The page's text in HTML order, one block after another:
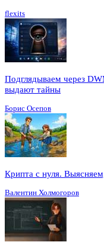
flexits
Подглядываем через
выдают тайны
Борис Осепов
Крипта с нуля.
Валентин Холмогоров